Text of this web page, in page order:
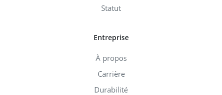
Statut
Entreprise
À propos
Carrière
Durabilité